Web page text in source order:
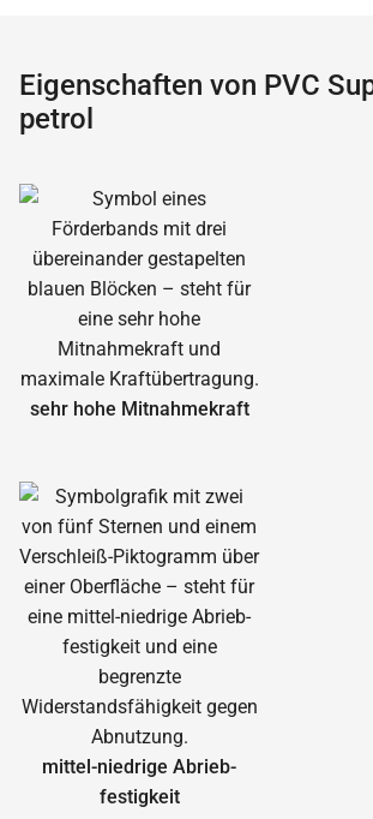
Eigenschaften von PVC
petrol
sehr hohe Mitnahmekraft
mittel-niedrige Abrieb­
festigkeit